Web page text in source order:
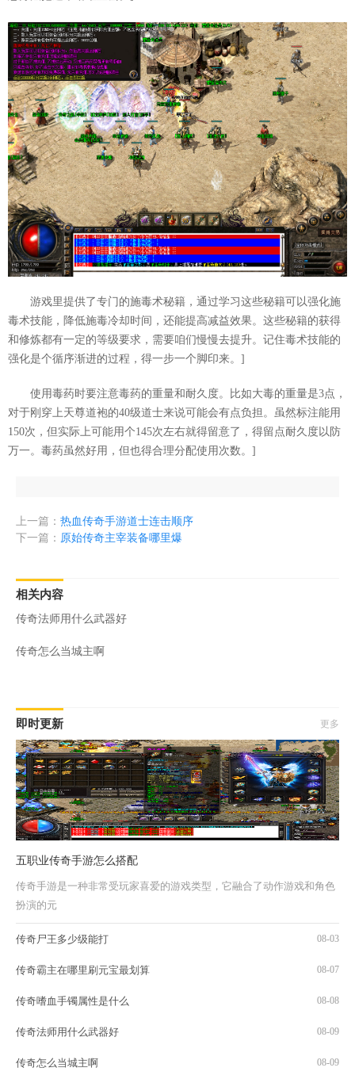
游戏里提供了专门的施毒术秘籍，通过学习这些秘籍可以强化施
毒术技能，降低施毒冷却时间，还能提高减益效果。这些秘籍的获得
和修炼都有一定的等级要求，需要咱们慢慢去提升。记住毒术技能的
强化是个循序渐进的过程，得一步一个脚印来。]
使用毒药时要注意毒药的重量和耐久度。比如大毒的重量是3点，
对于刚穿上天尊道袍的40级道士来说可能会有点负担。虽然标注能用
150次，但实际上可能用个145次左右就得留意了，得留点耐久度以防
万一。毒药虽然好用，但也得合理分配使用次数。]
上一篇： 热血传奇手游道士连击顺序
下一篇： 原始传奇主宰装备哪里爆
相关内容
传奇法师用什么武器好
传奇怎么当城主啊
即时更新 更多
五职业传奇手游怎么搭配
传奇手游是一种非常受玩家喜爱的游戏类型，它融合了动作游戏和角色
扮演的元
传奇尸王多少级能打 08-03
传奇霸主在哪里刷元宝最划算 08-07
传奇嗜血手镯属性是什么 08-08
传奇法师用什么武器好 08-09
传奇怎么当城主啊 08-09